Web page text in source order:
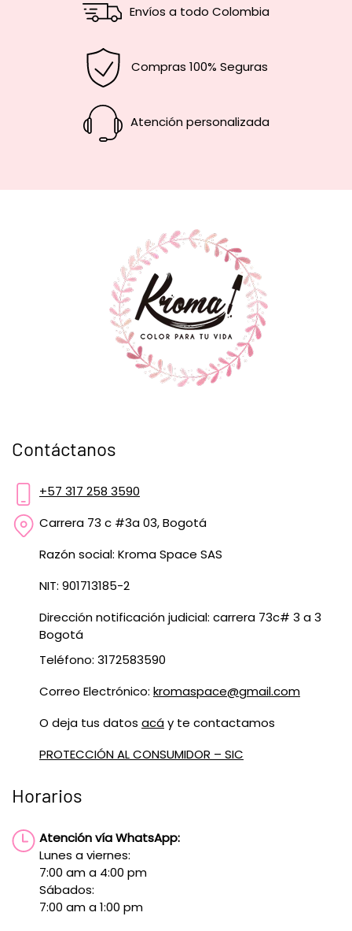
Envíos a todo Colombia
Compras 100% Seguras
Atención personalizada
Contáctanos
+57 317 258 3590
Carrera 73 c #3a 03, Bogotá
Razón social: Kroma Space SAS
NIT: 901713185-2
Dirección notificación judicial: carrera 73c# 3 a 3
Bogotá
Teléfono: 3172583590
Correo Electrónico: kromaspace@gmail.com
O deja tus datos acáy te contactamos
PROTECCIÓN AL CONSUMIDOR – SIC
Horarios
Atención vía WhatsApp:
Lunes a viernes:
7:00 am a 4:00 pm
Sábados:
7:00 am a 1:00 pm